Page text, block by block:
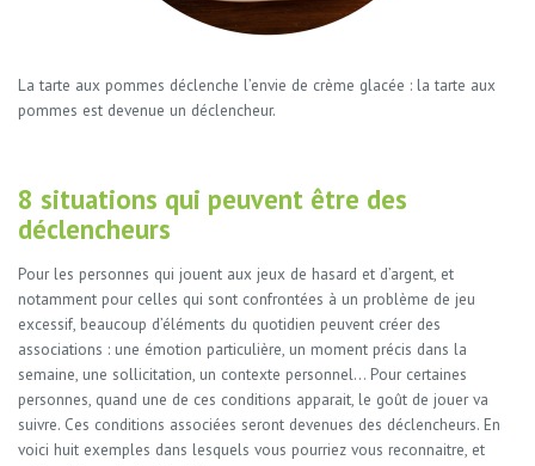
La tarte aux pommes déclenche l’envie de crème glacée : la tarte aux
pommes est devenue un déclencheur.
8 situations qui peuvent être des
déclencheurs
Pour les personnes qui jouent aux jeux de hasard et d’argent, et
notamment pour celles qui sont confrontées à un problème de jeu
excessif, beaucoup d’éléments du quotidien peuvent créer des
associations : une émotion particulière, un moment précis dans la
semaine, une sollicitation, un contexte personnel… Pour certaines
personnes, quand une de ces conditions apparait, le goût de jouer va
suivre. Ces conditions associées seront devenues des déclencheurs. En
voici huit exemples dans lesquels vous pourriez vous reconnaitre, et